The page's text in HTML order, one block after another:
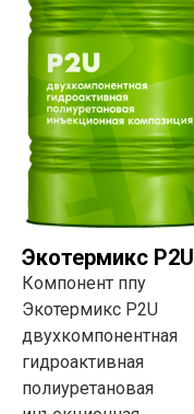
Экотермикс P2U
Компонент ппу
Экотермикс P2U
двухкомпонентная
гидроактивная
полиуретановая